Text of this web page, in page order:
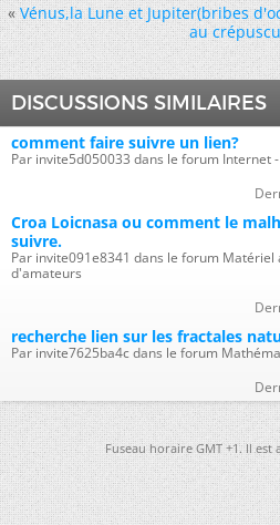
« Vénus,la Lune et Jupiter(bribes
au
DISCUSSIONS SIMILAIRES
comment faire suivre un lien?
Par invite5d050033 dans le forum Internet
Croa Loicnasa ou comment le
suivre.
Par invite091e8341 dans le forum
d'amateurs
recherche lien sur les fractales
Par invite7625ba4c dans le forum
Fuseau horaire GMT +1. Il